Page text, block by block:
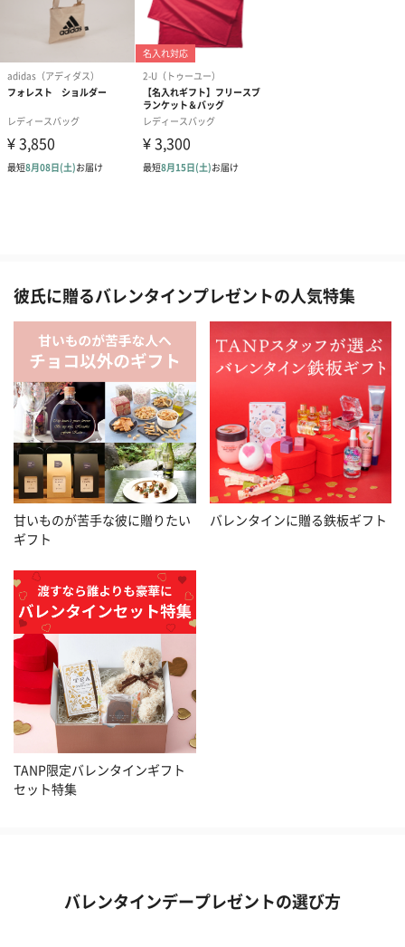
彼氏に贈るバレンタインプレゼントの人気特集
甘いものが苦手な彼に贈りたい
ギフト
バレンタインに贈る鉄板ギフト
TANP限定バレンタインギフト
セット特集
バレンタインデープレゼントの選び方